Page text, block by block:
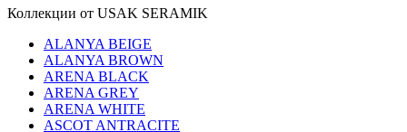
Коллекции от USAK SERAMIK
ALANYA BEIGE
ALANYA BROWN
ARENA BLACK
ARENA GREY
ARENA WHITE
ASCOT ANTRACITE